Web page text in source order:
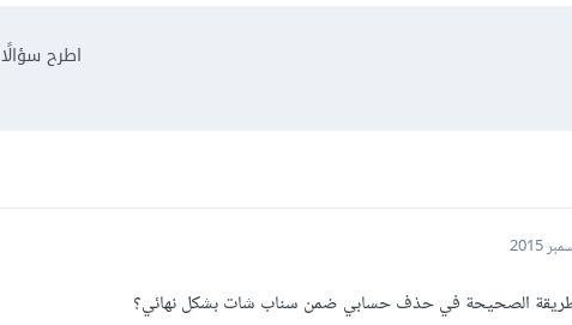
اطرح سؤالًا
الصحيحة في حذف حسابي ضمن سناب شات بشكل نهائي؟